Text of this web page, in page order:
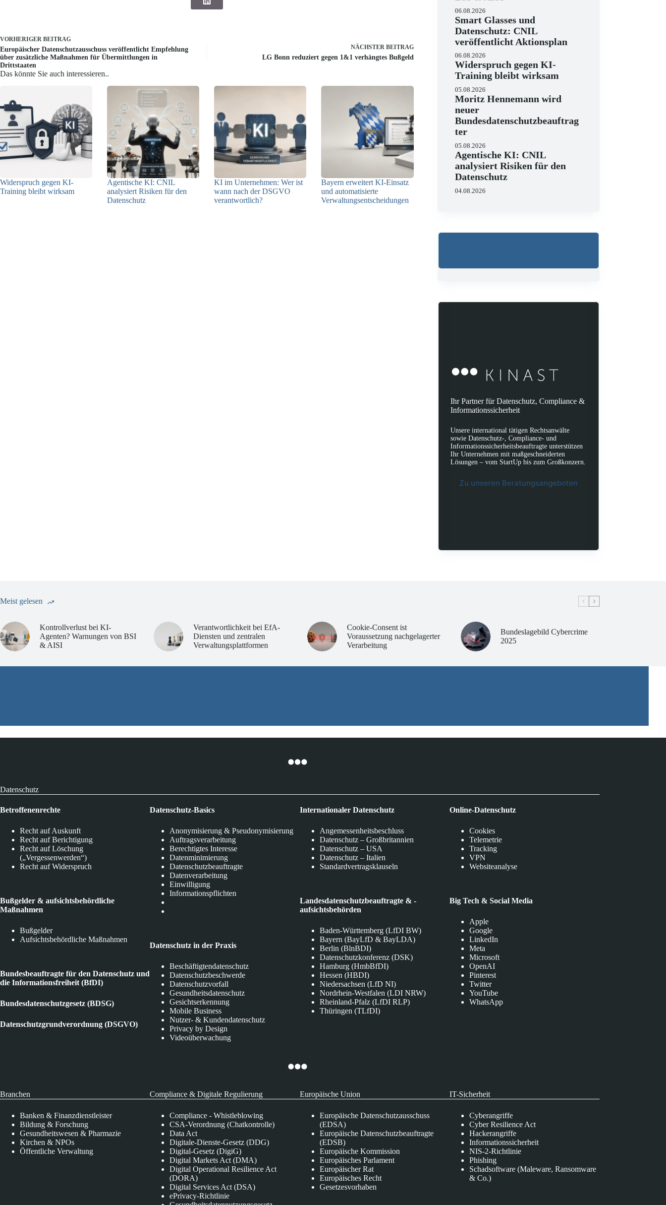
VORHERIGER BEITRAG
Europäischer Datenschutzausschuss veröffentlicht Empfehlung
über zusätzliche Maßnahmen für Übermittlungen in
Drittstaaten
NÄCHSTER BEITRAG
LG Bonn reduziert gegen 1&1 verhängtes Bußgeld
Das könnte Sie auch interessieren..
Widerspruch gegen KI-
Training bleibt wirksam
Agentische KI: CNIL
analysiert Risiken für den
Datenschutz
KI im Unternehmen: Wer ist
wann nach der DSGVO
verantwortlich?
Bayern erweitert KI-Einsatz
und automatisierte
Verwaltungsentscheidungen
06.08.2026
Smart Glasses und
Datenschutz: CNIL
veröffentlicht Aktionsplan
06.08.2026
Widerspruch gegen KI-
Training bleibt wirksam
05.08.2026
Moritz Hennemann wird
neuer
Bundesdatenschutzbeauftrag
ter
05.08.2026
Agentische KI: CNIL
analysiert Risiken für den
Datenschutz
04.08.2026
Ihr Partner für Datenschutz, Compliance &
Informationssicherheit
Unsere international tätigen Rechtsanwälte
sowie Datenschutz-, Compliance- und
Informationssicherheitsbeauftragte unterstützen
Ihr Unternehmen mit maßgeschneiderten
Lösungen – vom StartUp bis zum Großkonzern.
Zu unseren Beratungsangeboten
Meist gelesen
Kontrollverlust bei KI-
Agenten? Warnungen von BSI
& AISI
Verantwortlichkeit bei EfA-
Diensten und zentralen
Verwaltungsplattformen
Cookie-Consent ist
Voraussetzung nachgelagerter
Verarbeitung
Bundeslagebild Cybercrime
2025
Datenschutz
Betroffenenrechte
Recht auf Auskunft
Recht auf Berichtigung
Recht auf Löschung
(„Vergessenwerden“)
Recht auf Widerspruch
Bußgelder & aufsichtsbehördliche
Maßnahmen
Bußgelder
Aufsichtsbehördliche Maßnahmen
Bundesbeauftragte für den Datenschutz und
die Informationsfreiheit (BfDI)
Bundesdatenschutzgesetz (BDSG)
Datenschutzgrundverordnung (DSGVO)
Datenschutz-Basics
Anonymisierung & Pseudonymisierung
Auftragsverarbeitung
Berechtigtes Interesse
Datenminimierung
Datenschutzbeauftragte
Datenverarbeitung
Einwilligung
Informationspflichten
Datenschutz in der Praxis
Beschäftigtendatenschutz
Datenschutzbeschwerde
Datenschutzvorfall
Gesundheitsdatenschutz
Gesichtserkennung
Mobile Business
Nutzer- & Kundendatenschutz
Privacy by Design
Videoüberwachung
Internationaler Datenschutz
Angemessenheitsbeschluss
Datenschutz – Großbritannien
Datenschutz – USA
Datenschutz – Italien
Standardvertragsklauseln
Landesdatenschutzbeauftragte & -
aufsichtsbehörden
Baden-Württemberg (LfDI BW)
Bayern (BayLfD & BayLDA)
Berlin (BlnBDI)
Datenschutzkonferenz (DSK)
Hamburg (HmbBfDI)
Hessen (HBDI)
Niedersachsen (LfD NI)
Nordrhein-Westfalen (LDI NRW)
Rheinland-Pfalz (LfDI RLP)
Thüringen (TLfDI)
Online-Datenschutz
Cookies
Telemetrie
Tracking
VPN
Websiteanalyse
Big Tech & Social Media
Apple
Google
LinkedIn
Meta
Microsoft
OpenAI
Pinterest
Twitter
YouTube
WhatsApp
Branchen
Banken & Finanzdienstleister
Bildung & Forschung
Gesundheitswesen & Pharmazie
Kirchen & NPOs
Öffentliche Verwaltung
Compliance & Digitale Regulierung
Compliance - Whistleblowing
CSA-Verordnung (Chatkontrolle)
Data Act
Digitale-Dienste-Gesetz (DDG)
Digital-Gesetz (DigiG)
Digital Markets Act (DMA)
Digital Operational Resilience Act
(DORA)
Digital Services Act (DSA)
ePrivacy-Richtlinie
Europäische Union
Europäische Datenschutzausschuss
(EDSA)
Europäische Datenschutzbeauftragte
(EDSB)
Europäische Kommission
Europäisches Parlament
Europäischer Rat
Europäisches Recht
Gesetzesvorhaben
IT-Sicherheit
Cyberangriffe
Cyber Resilience Act
Hackerangriffe
Informationssicherheit
NIS-2-Richtlinie
Phishing
Schadsoftware (Maleware, Ransomware
& Co.)